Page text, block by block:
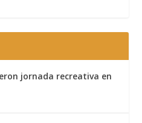
jornada recreativa en